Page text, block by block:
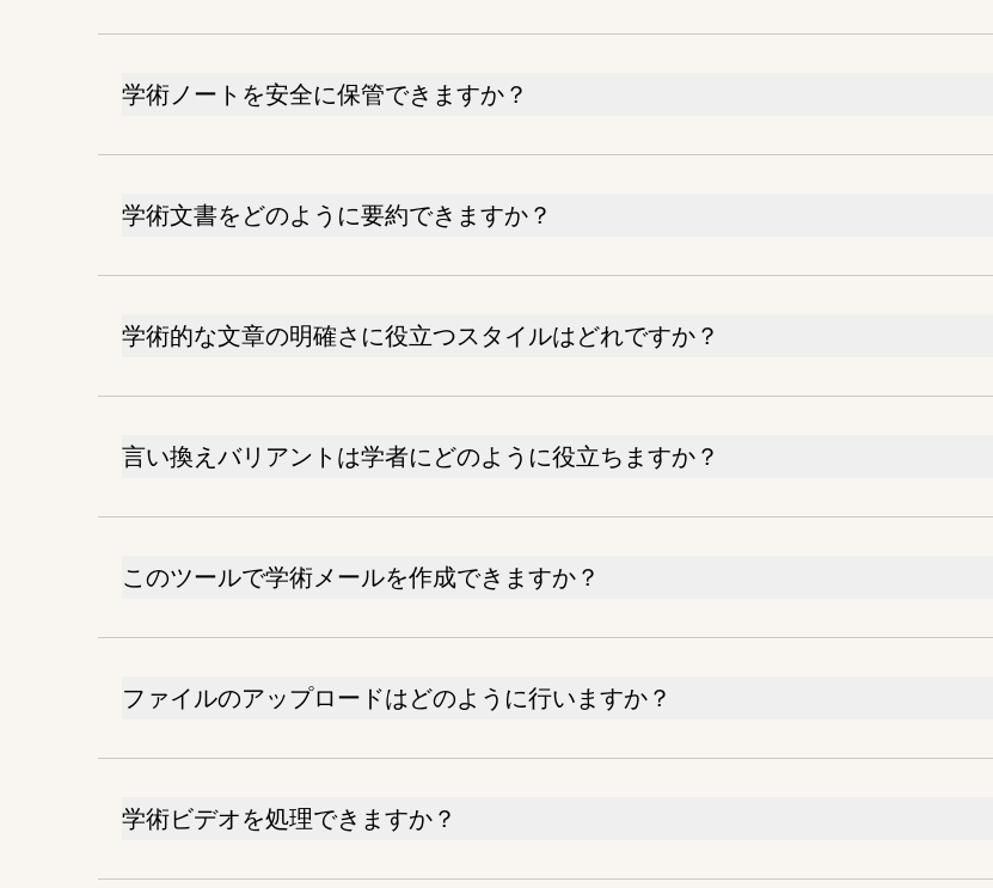
学術ノートを安全に保管できますか？
学術文書をどのように要約できますか？
学術的な文章の明確さに役立つスタイルはどれですか？
言い換えバリアントは学者にどのように役立ちますか？
このツールで学術メールを作成できますか？
ファイルのアップロードはどのように行いますか？
学術ビデオを処理できますか？